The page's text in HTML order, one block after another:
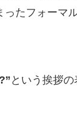
ったフォーマ
という挨拶の